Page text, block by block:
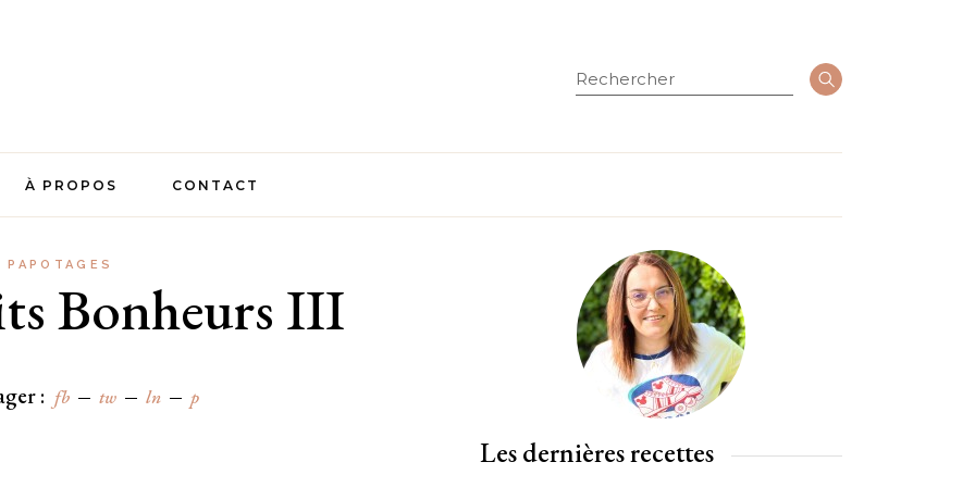
Rechercher
À PROPOS CONTACT
PAPOTAGES
Bonheurs III
: fb tw ln p
Les dernières recettes